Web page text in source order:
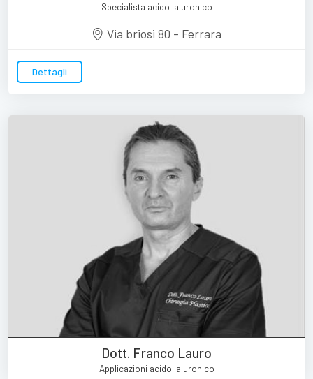
Specialista acido ialuronico
Via briosi 80 - Ferrara
Dettagli
Dott. Franco Lauro
Applicazioni acido ialuronico